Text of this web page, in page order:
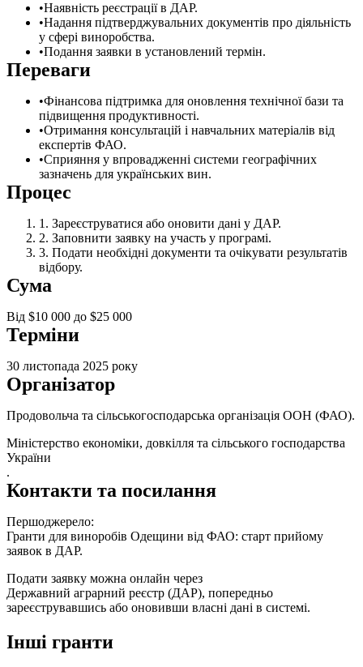
Наявність реєстрації в ДАР.
Надання підтверджувальних документів про діяльність
у сфері виноробства.
Подання заявки в установлений термін.
Переваги
Фінансова підтримка для оновлення технічної бази та
підвищення продуктивності.
Отримання консультацій і навчальних матеріалів від
експертів ФАО.
Сприяння у впровадженні системи географічних
зазначень для українських вин.
Процес
Зареєструватися або оновити дані у ДАР.
Заповнити заявку на участь у програмі.
Подати необхідні документи та очікувати результатів
відбору.
Сума
Від $10 000 до $25 000
Терміни
30 листопада 2025 року
Організатор
Продовольча та сільськогосподарська організація ООН (ФАО).
Міністерство економіки, довкілля та сільського господарства
України
.
Контакти та посилання
Першоджерело:
Гранти для виноробів Одещини від ФАО: старт прийому
заявок в ДАР.
Подати заявку можна онлайн через
Державний аграрний реєстр (ДАР), попередньо
зареєструвавшись або оновивши власні дані в системі.
Інші гранти